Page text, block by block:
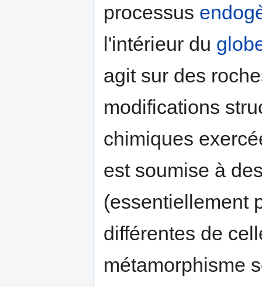
processus
l'intérieur du
agit sur des
modifications
chimiques
est soumise à
(essentiellement
différentes de
métamorphisme